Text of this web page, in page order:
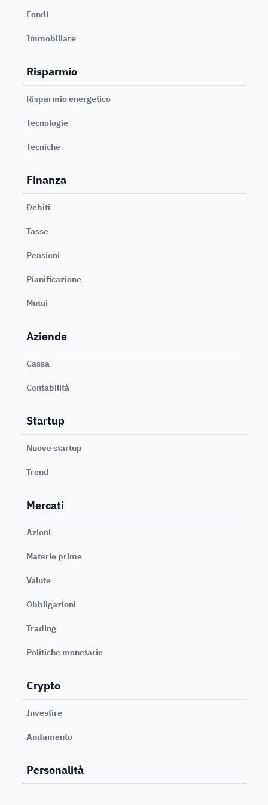
Fondi
Immobiliare
Risparmio
Risparmio energetico
Tecnologie
Tecniche
Finanza
Debiti
Tasse
Pensioni
Pianificazione
Mutui
Aziende
Cassa
Contabilità
Startup
Nuove startup
Trend
Mercati
Azioni
Materie prime
Valute
Obbligazioni
Trading
Politiche monetarie
Crypto
Investire
Andamento
Personalità